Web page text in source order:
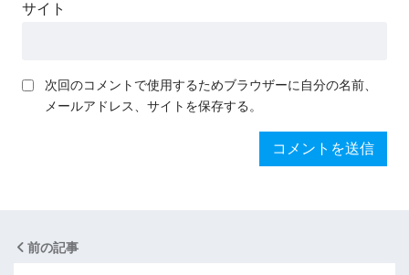
サイト
次回のコメントで使用するためブラウザーに自分の名前、
メールアドレス、サイトを保存する。
前の記事